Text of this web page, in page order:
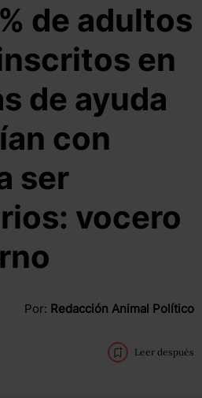
de adultos
en
de ayuda
con
ser
vocero
Por: Redacción Animal Político
Leer después